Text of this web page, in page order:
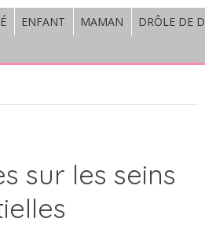
ENFANT MAMAN DRÔLE DE
sur les seins